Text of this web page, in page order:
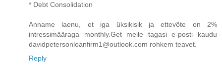
* Debt Consolidation
Anname laenu, et iga üksikisik ja ettevõte on 2%
intressimääraga monthly.Get meile tagasi e-posti kaudu
davidpetersonloanfirm1@outlook.com rohkem teavet.
Reply